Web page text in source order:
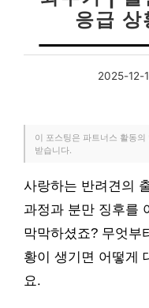
응급 상
2025-12-
이 포스팅은 파트너스 활동
받습니다.
사랑하는 반려견의
과정과 분만 징후를
막막하셨죠? 무엇부
황이 생기면 어떻게
요.